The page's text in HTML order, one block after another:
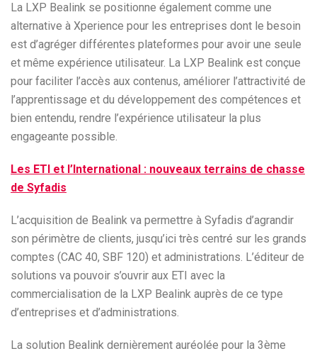
La LXP Bealink se positionne également comme une
alternative à Xperience pour les entreprises dont le besoin
est d’agréger différentes plateformes pour avoir une seule
et même expérience utilisateur. La LXP Bealink est conçue
pour faciliter l’accès aux contenus, améliorer l’attractivité de
l’apprentissage et du développement des compétences et
bien entendu, rendre l’expérience utilisateur la plus
engageante possible.
Les ETI et l’International : nouveaux terrains de chasse
de Syfadis
L’acquisition de Bealink va permettre à Syfadis d’agrandir
son périmètre de clients, jusqu’ici très centré sur les grands
comptes (CAC 40, SBF 120) et administrations. L’éditeur de
solutions va pouvoir s’ouvrir aux ETI avec la
commercialisation de la LXP Bealink auprès de ce type
d’entreprises et d’administrations.
La solution Bealink dernièrement auréolée pour la 3ème